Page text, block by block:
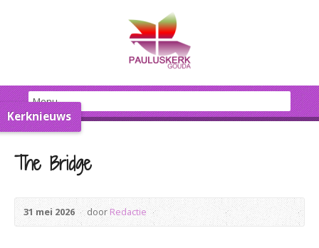
Kerknieuws
The Bridge
31 mei 2026 doorRedactie